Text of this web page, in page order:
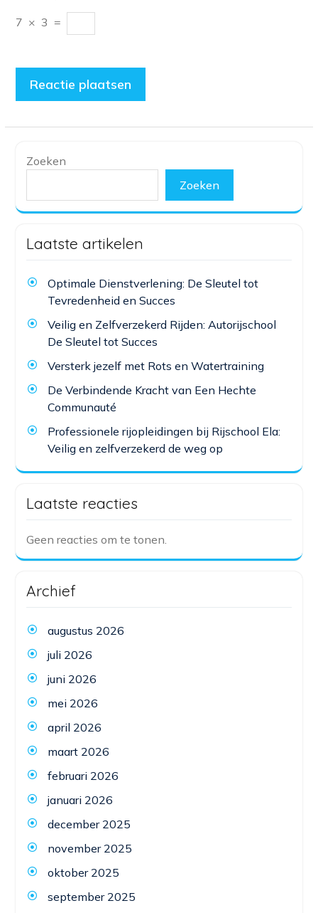
7 × 3 =
Zoeken
Zoeken
Laatste artikelen
Optimale Dienstverlening: De Sleutel tot
Tevredenheid en Succes
Veilig en Zelfverzekerd Rijden: Autorijschool
De Sleutel tot Succes
Versterk jezelf met Rots en Watertraining
De Verbindende Kracht van Een Hechte
Communauté
Professionele rijopleidingen bij Rijschool Ela:
Veilig en zelfverzekerd de weg op
Laatste reacties
Geen reacties om te tonen.
Archief
augustus 2026
juli 2026
juni 2026
mei 2026
april 2026
maart 2026
februari 2026
januari 2026
december 2025
november 2025
oktober 2025
september 2025